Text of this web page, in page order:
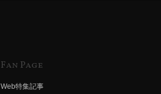
Fan Page
Web特集記事